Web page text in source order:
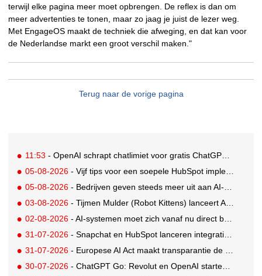
terwijl elke pagina meer moet opbrengen. De reflex is dan om
meer advertenties te tonen, maar zo jaag je juist de lezer weg.
Met EngageOS maakt de techniek die afweging, en dat kan voor
de Nederlandse markt een groot verschil maken."
Terug naar de vorige pagina
11:53 - OpenAI schrapt chatlimiet voor gratis ChatGPT-gebruikers
05-08-2026 - Vijf tips voor een soepele HubSpot implementatie
05-08-2026 - Bedrijven geven steeds meer uit aan AI-native tools: Anthropic grootste stijger, OpenAI koploper
03-08-2026 - Tijmen Mulder (Robot Kittens) lanceert AI-assisted softwarebedrijf aiaicaptain
02-08-2026 - AI-systemen moet zich vanaf nu direct bekendmaken
31-07-2026 - Snapchat en HubSpot lanceren integratie voor soepelere leadconversie
31-07-2026 - Europese AI Act maakt transparantie de nieuwe standaard voor AI
30-07-2026 - ChatGPT Go: Revolut en OpenAI starten internationale samenwerking